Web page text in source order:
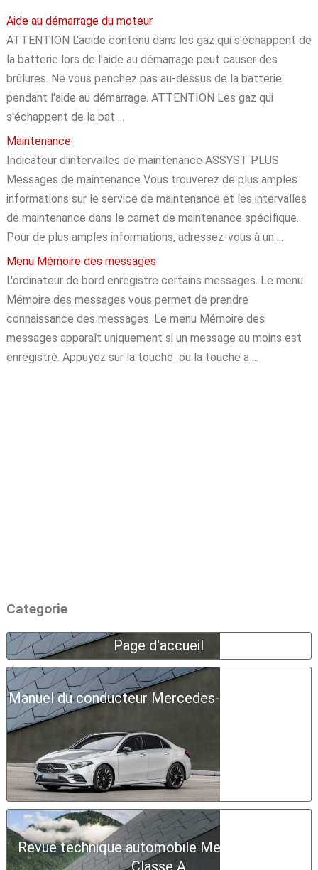
Aide au démarrage du moteur
ATTENTION L'acide contenu dans les gaz qui s'échappent de
la batterie lors de l'aide au démarrage peut causer des
brûlures. Ne vous penchez pas au-dessus de la batterie
pendant l'aide au démarrage. ATTENTION Les gaz qui
s'échappent de la bat ...
Maintenance
Indicateur d'intervalles de maintenance ASSYST PLUS
Messages de maintenance Vous trouverez de plus amples
informations sur le service de maintenance et les intervalles
de maintenance dans le carnet de maintenance spécifique.
Pour de plus amples informations, adressez-vous à un ...
Menu Mémoire des messages
L'ordinateur de bord enregistre certains messages. Le menu
Mémoire des messages vous permet de prendre
connaissance des messages. Le menu Mémoire des
messages apparaît uniquement si un message au moins est
enregistré. Appuyez sur la touche ou la touche a ...
Categorie
Page d'accueil
Manuel du conducteur Mercedes-Benz Classe A
Revue technique automobile Mercedes-Benz